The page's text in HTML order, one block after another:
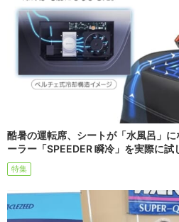
酷暑の運転席、シートが「水風呂」
ーラー「SPEEDER 瞬冷」を実際に試
特集